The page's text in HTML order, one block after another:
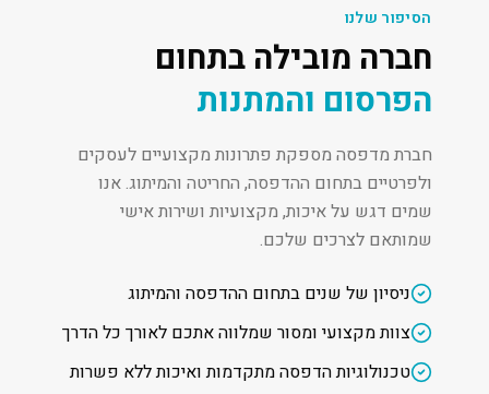
הסיפור שלנו
חברה מובילה בתחום
הפרסום והמתנות
חברת מדפסה מספקת פתרונות מקצועיים לעסקים
ולפרטיים בתחום ההדפסה, החריטה והמיתוג. אנו
שמים דגש על איכות, מקצועיות ושירות אישי
שמותאם לצרכים שלכם.
ניסיון של שנים בתחום ההדפסה והמיתוג
צוות מקצועי ומסור שמלווה אתכם לאורך כל הדרך
טכנולוגיות הדפסה מתקדמות ואיכות ללא פשרות